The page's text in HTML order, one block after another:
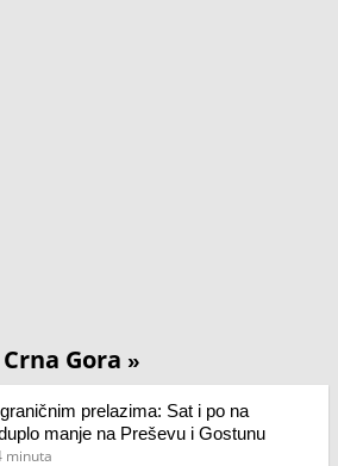
Crna Gora »
prelazima: Sat i po na
manje na Preševu i Gostunu
minuta